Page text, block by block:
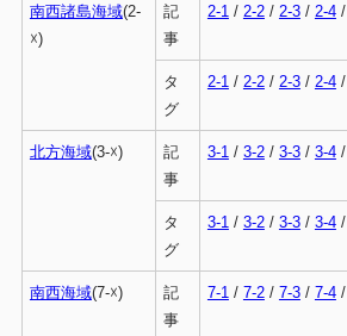
南西諸島海域(2-
☓)
記
事
2-1 / 2-2/ 2-3/ 2-4/
タ
グ
2-1 / 2-2/ 2-3/ 2-4/
北方海域(3-☓)
記
事
3-1 / 3-2/ 3-3/ 3-4/
タ
グ
3-1 / 3-2/ 3-3/ 3-4/
南西海域(7-☓)
記
事
7-1 / 7-2/ 7-3/ 7-4/